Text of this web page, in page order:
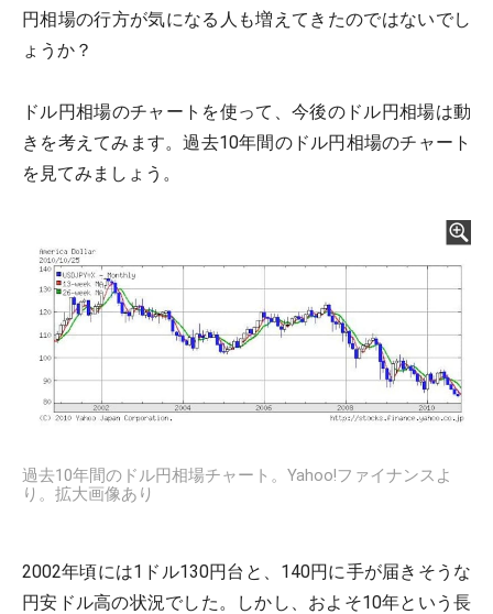
円相場の行方が気になる人も増えてきたのではないでし
ょうか？
ドル円相場のチャートを使って、今後のドル円相場は動
きを考えてみます。過去10年間のドル円相場のチャート
を見てみましょう。
過去10年間のドル円相場チャート。Yahoo!ファイナンスよ
り。拡大画像あり
2002年頃には1ドル130円台と、140円に手が届きそうな
円安ドル高の状況でした。しかし、およそ10年という長